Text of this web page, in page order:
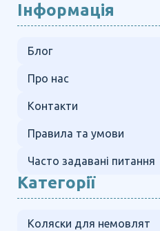
Інформація
Блог
Про нас
Контакти
Правила та умови
Часто задавані питання
Категорії
Коляски для немовлят